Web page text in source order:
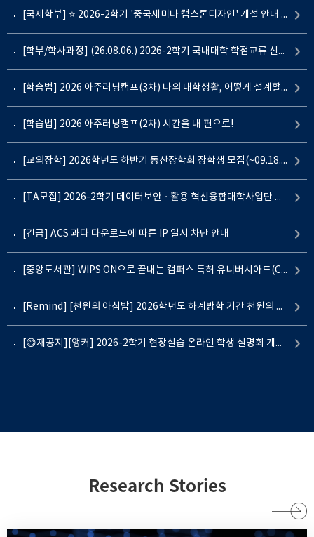
[국제학부] ⭐️ 2026-2학기 '중국세미나 캡스톤디자인' 개설 안내 ⭐️ (재공지)
[학부/학사과정] (26.08.06.) 2026-2학기 국내대학 학점교류 신청 안내
[학습법] 2026 아주러닝캠프(3차) 나의 대학생활, 어떻게 설계할까?
[학습법] 2026 아주러닝캠프(2차) 시간을 내 편으로!
[교외장학] 2026학년도 하반기 동산장학회 장학생 모집(~09.18.(금)까지)
[TA모집] 2026-2학기 데이터보안ㆍ활용 혁신융합대학사업단 교과목 및 동영상 편집 TA 모집
[긴급] ACS 과다 다운로드에 따른 IP 일시 차단 안내
[중앙도서관] WIPS ON으로 끝내는 캠퍼스 특허 유니버시아드(CPU) 과제 접근 전략 웨비나
[Remind] [천원의 아침밥] 2026학년도 하계방학 기간 천원의 아침밥 아침든든 아주 운영 안내 (2026.06.23 ~ 08.31)
[😄재공지][앵커] 2026-2학기 현장실습 온라인 학생 설명회 개최 안내(★7.16.(목) 14시)
Research Stories